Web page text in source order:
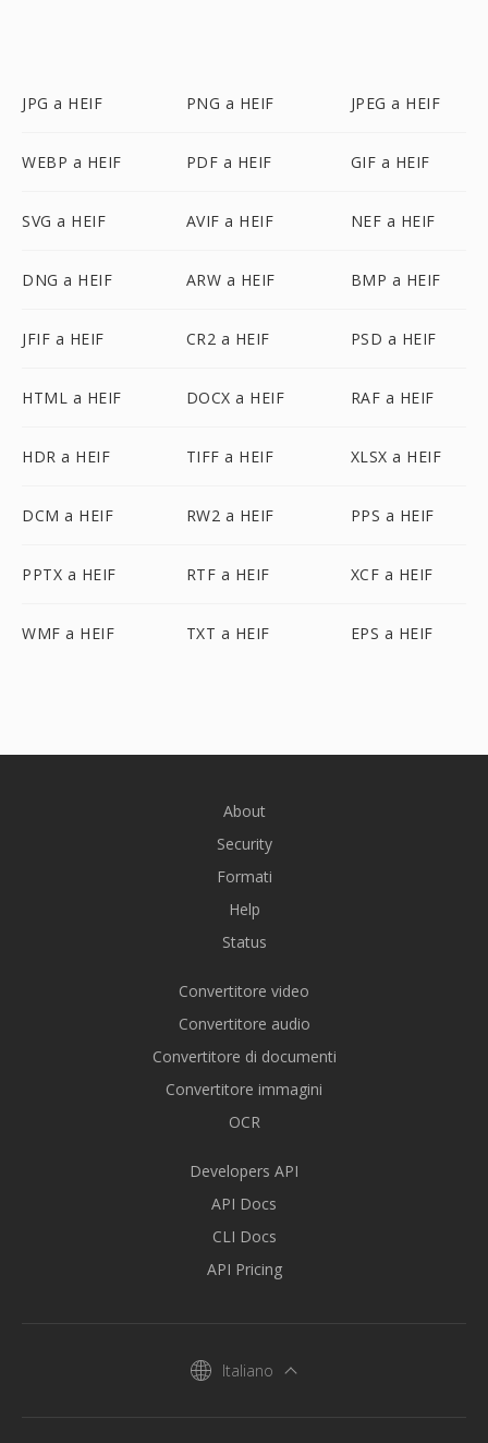
JPG a HEIF PNG a HEIF JPEG a HEIF
WEBP a HEIF PDF a HEIF GIF a HEIF
SVG a HEIF AVIF a HEIF NEF a HEIF
DNG a HEIF ARW a HEIF BMP a HEIF
JFIF a HEIF CR2 a HEIF PSD a HEIF
HTML a HEIF DOCX a HEIF RAF a HEIF
HDR a HEIF TIFF a HEIF XLSX a HEIF
DCM a HEIF RW2 a HEIF PPS a HEIF
PPTX a HEIF RTF a HEIF XCF a HEIF
WMF a HEIF TXT a HEIF EPS a HEIF
About
Security
Formati
Help
Status
Convertitore video
Convertitore audio
Convertitore di documenti
Convertitore immagini
OCR
Developers API
API Docs
CLI Docs
API Pricing
Italiano